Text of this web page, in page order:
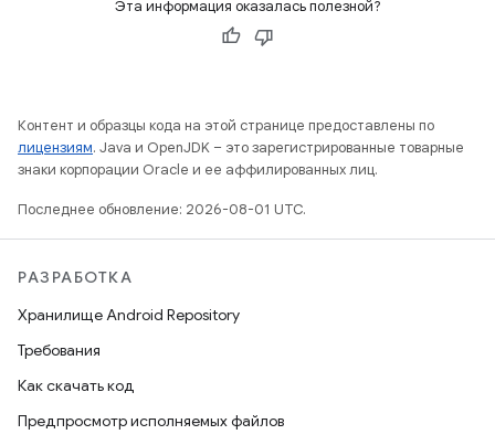
Эта информация оказалась полезной?
Контент и образцы кода на этой странице предоставлены по
лицензиям. Java и OpenJDK – это зарегистрированные товарные
знаки корпорации Oracle и ее аффилированных лиц.
Последнее обновление: 2026-08-01 UTC.
РАЗРАБОТКА
Хранилище Android Repository
Требования
Как скачать код
Предпросмотр исполняемых файлов